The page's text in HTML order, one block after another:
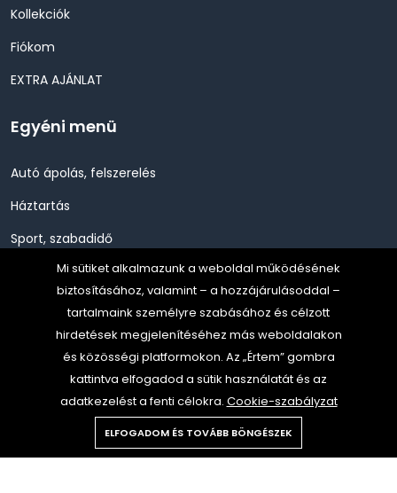
Kollekciók
Fiókom
EXTRA AJÁNLAT
Egyéni menü
Autó ápolás, felszerelés
Háztartás
Sport, szabadidő
Szépség, Egészség, Higénia
Telefon, Okos eszköz, GPS
TV, Szórakoztató elekt, HiFi
Copyright © 2024 Gold Media all rights reserved.
Mi sütiket alkalmazunk a weboldal működésének
biztosításához, valamint – a hozzájárulásoddal –
tartalmaink személyre szabásához és célzott
hirdetések megjelenítéséhez más weboldalakon
és közösségi platformokon. Az „Értem” gombra
kattintva elfogadod a sütik használatát és az
adatkezelést a fenti célokra. Cookie-szabályzat
ELFOGADOM ÉS TOVÁBB BÖNGÉSZEK